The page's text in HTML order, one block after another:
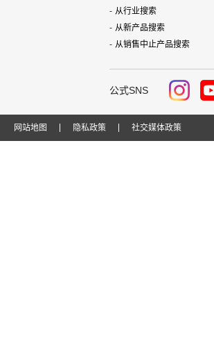
从行业搜索
从新产品搜索
从销售中止产品搜索
公式SNS
网站地图 隐私政策 社交媒体政策